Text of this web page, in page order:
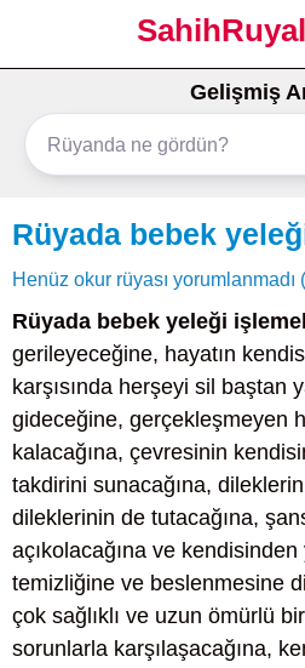
Gelişmiş
Rüyada bebek
Henüz okur rüyası yorumlanmadı
Rüyada bebek yeleği
gerileyeceğine, hayatın
karşısında herşeyi sil baştan
gideceğine, gerçekleşmeyen
kalacağına, çevresinin
takdirini sunacağına,
dileklerinin de tutacağına,
açıkolacağına ve
temizliğine ve beslenmesine
çok sağlıklı ve uzun ömürlü
sorunlarla karşılaşacağına,